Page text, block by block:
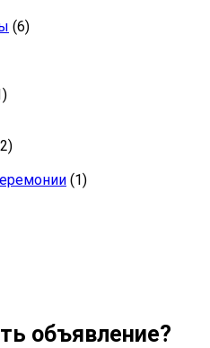
(6)
(1)
объявление?